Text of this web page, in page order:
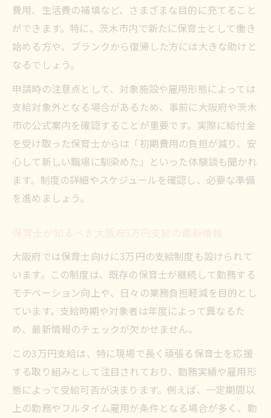
費用、生活費の補填など、さまざまな目的に充てること
ができます。特に、茨木市内で新たに保育士として働き
始める方や、ブランクから復帰した方には大きな助けと
なるでしょう。
申請時の注意点として、対象施設や雇用形態によっては
支給対象外となる場合があるため、事前に大阪府や茨木
市の公式案内を確認することが重要です。実際に給付金
を受け取った保育士からは「初期費用の負担が減り、安
心して新しい職場に馴染めた」といった体験談も聞かれ
ます。制度の詳細やスケジュールを確認し、必要な準備
を進めましょう。
保育士が知るべき大阪府3万円支給の最新情報
大阪府では保育士向けに3万円の支給制度も設けられて
います。この制度は、既存の保育士が継続して勤務する
モチベーション向上や、日々の業務負担軽減を目的とし
ています。支給時期や対象者は年度によって異なるた
め、最新情報のチェックが欠かせません。
この3万円支給は、特に現場で長く頑張る保育士を応援
する取り組みとして注目されており、勤務実績や雇用形
態によって受給可否が決まります。例えば、一定期間以
上の勤務やフルタイム雇用が条件となる場合が多く、勤